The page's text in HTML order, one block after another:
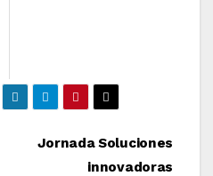
Jornada Soluciones
innovadoras